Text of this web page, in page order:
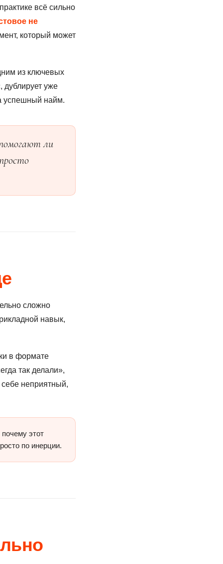
всё сильно
не
который может
из ключевых
дублирует уже
успешный найм.
ли
сложно
навык,
в формате
так делали»,
себе неприятный,
этот
по инерции.